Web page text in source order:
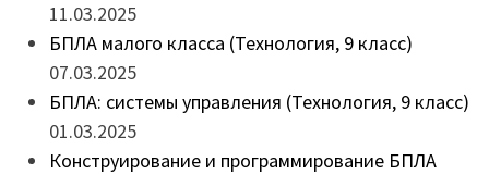
11.03.2025
БПЛА малого класса (Технология, 9 класс)
07.03.2025
БПЛА: системы управления (Технология, 9 класс)
01.03.2025
Конструирование и программирование БПЛА